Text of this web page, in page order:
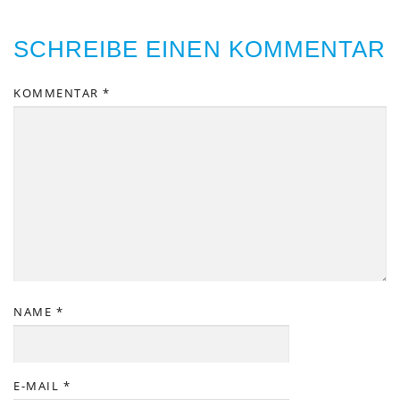
SCHREIBE EINEN KOMMENTAR
KOMMENTAR *
NAME *
E-MAIL *